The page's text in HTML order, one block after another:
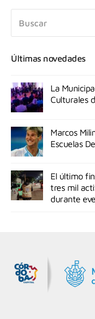
Últimas novedades
La
Culturales
Marcos
Escuelas
El último
tres mil
durante